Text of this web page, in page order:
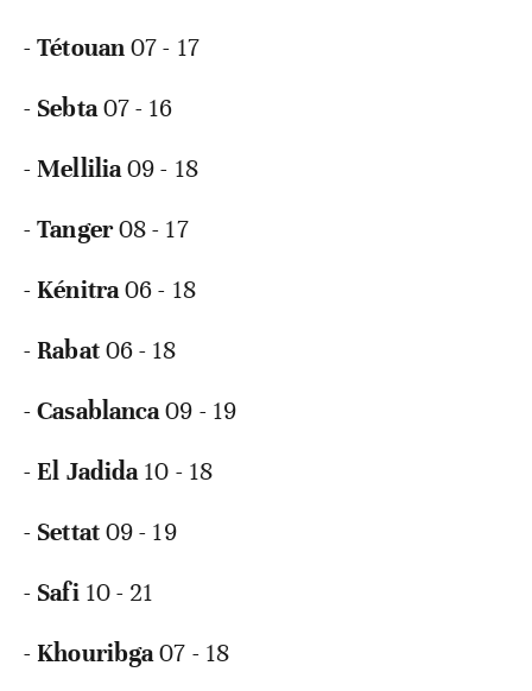
-Tétouan07 - 17
- Sebta07 - 16
-Mellilia09 - 18
-Tanger08 - 17
-Kénitra06 - 18
-Rabat06 - 18
-Casablanca09 - 19
-El Jadida10 - 18
- Settat09 - 19
- Safi10 - 21
-Khouribga07 - 18